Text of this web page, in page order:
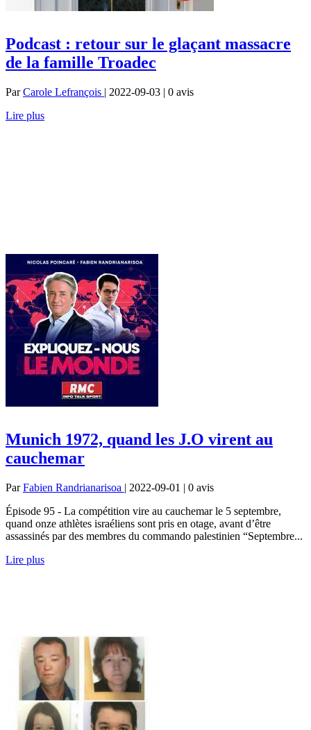
Podcast : retour sur le glaçant massacre
de la famille Troadec
ParCarole Lefrançois | 2022-09-03 | 0 avis
Lire plus
Munich 1972, quand les J.O virent au
cauchemar
ParFabien Randrianarisoa | 2022-09-01 | 0 avis
Épisode 95 - La compétition vire au cauchemar le 5 septembre,
quand onze athlètes israéliens sont pris en otage, avant d’être
assassinés par des membres du commando palestinien “Septembre...
Lire plus